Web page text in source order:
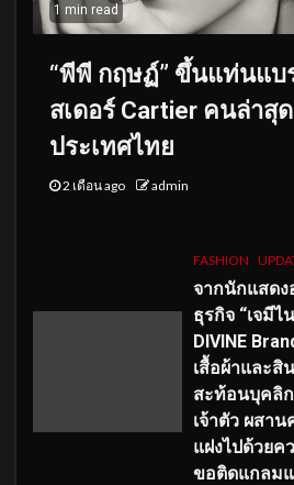
1 min read
“พีพี กฤษฏ์” ขึ้นแท่นแ
สเดอร์ Cartier คนล่าสุ
ประเทศไทย
2 เดือน ago admin
FASHION
จากนักแสดง
ธุรกิจ “เจมี
DIVINE
เสื้อผ้าและสิ
สะท้อนบุคลิ
เจ้าตัว ผสาน
แฝงไปด้วย
ขอติดแกลม